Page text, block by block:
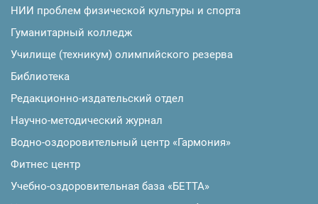
НИИ проблем физической культуры и спорта
Гуманитарный колледж
Училище (техникум) олимпийского резерва
Библиотека
Редакционно-издательский отдел
Научно-методический журнал
Водно-оздоровительный центр «Гармония»
Фитнес центр
Учебно-оздоровительная база «БЕТТА»